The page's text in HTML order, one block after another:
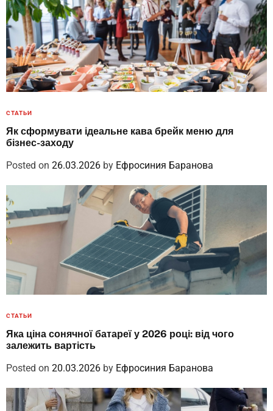
СТАТЬИ
Як сформувати ідеальне кава брейк меню для
бізнес-заходу
Posted on 26.03.2026 by Ефросиния Баранова
СТАТЬИ
Яка ціна сонячної батареї у 2026 році: від чого
залежить вартість
Posted on 20.03.2026 by Ефросиния Баранова